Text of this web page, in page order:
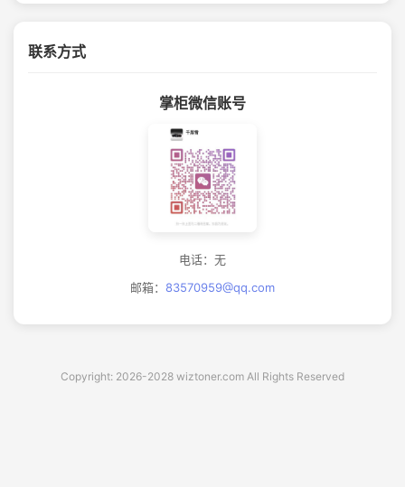
联系方式
掌柜微信账号
电话：无
邮箱： 83570959@qq.com
Copyright: 2026-2028 wiztoner.com All Rights Reserved